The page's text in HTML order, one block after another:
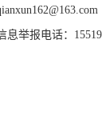
息举报电话：